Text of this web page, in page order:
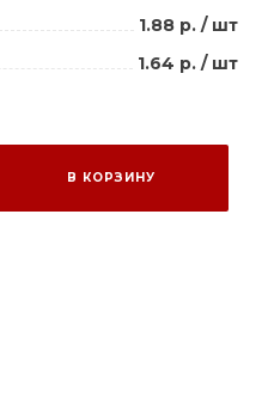
1.88 р. / шт
1.64 р. / шт
В КОРЗИНУ